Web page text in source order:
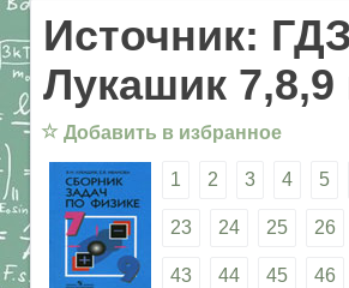
Источник:
Лукашик 7,8,9
☆ Добавить в избранное
1 2 3 4 5
23 24 25 26
43 44 45 46